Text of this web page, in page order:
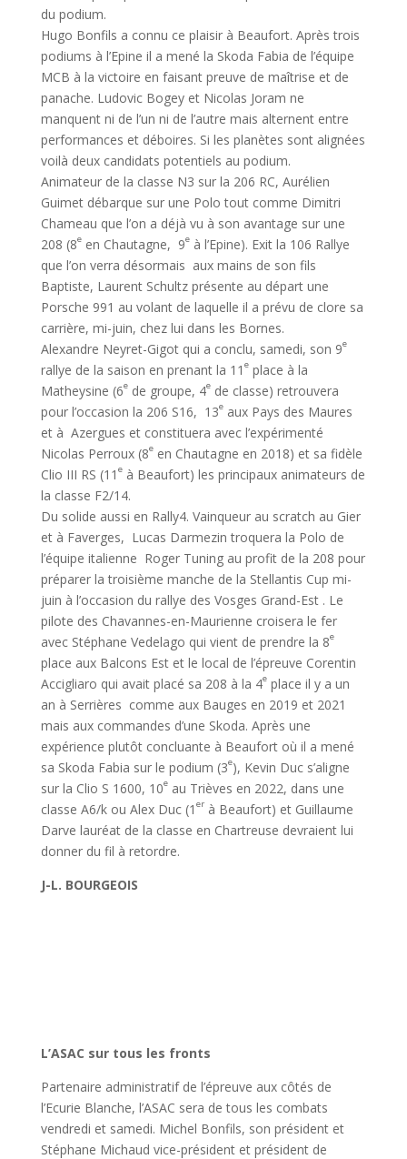
du podium.
Hugo Bonfils a connu ce plaisir à Beaufort. Après trois
podiums à l’Epine il a mené la Skoda Fabia de l’équipe
MCB à la victoire en faisant preuve de maîtrise et de
panache. Ludovic Bogey et Nicolas Joram ne
manquent ni de l’un ni de l’autre mais alternent entre
performances et déboires. Si les planètes sont alignées
voilà deux candidats potentiels au podium.
Animateur de la classe N3 sur la 206 RC, Aurélien
Guimet débarque sur une Polo tout comme Dimitri
Chameau que l’on a déjà vu à son avantage sur une
208 (8een Chautagne, 9eà l’Epine). Exit la 106 Rallye
que l’on verra désormais aux mains de son fils
Baptiste, Laurent Schultz présente au départ une
Porsche 991 au volant de laquelle il a prévu de clore sa
carrière, mi-juin, chez lui dans les Bornes.
Alexandre Neyret-Gigot qui a conclu, samedi, son 9e
rallye de la saison en prenant la 11 eplace à la
Matheysine (6ede groupe, 4ede classe) retrouvera
pour l’occasion la 206 S16, 13eaux Pays des Maures
et à Azergues et constituera avec l’expérimenté
Nicolas Perroux (8een Chautagne en 2018) et sa fidèle
Clio III RS (11 eà Beaufort) les principaux animateurs de
la classe F2/14.
Du solide aussi en Rally4. Vainqueur au scratch au Gier
et à Faverges, Lucas Darmezin troquera la Polo de
l’équipe italienne Roger Tuning au profit de la 208 pour
préparer la troisième manche de la Stellantis Cup mi-
juin à l’occasion du rallye des Vosges Grand-Est . Le
pilote des Chavannes-en-Maurienne croisera le fer
avec Stéphane Vedelago qui vient de prendre la 8e
place aux Balcons Est et le local de l’épreuve Corentin
Accigliaro qui avait placé sa 208 à la 4eplace il y a un
an à Serrières comme aux Bauges en 2019 et 2021
mais aux commandes d’une Skoda. Après une
expérience plutôt concluante à Beaufort où il a mené
sa Skoda Fabia sur le podium (3e), Kevin Duc s’aligne
sur la Clio S 1600, 10eau Trièves en 2022, dans une
classe A6/k ou Alex Duc (1 erà Beaufort) et Guillaume
Darve lauréat de la classe en Chartreuse devraient lui
donner du fil à retordre.
J-L. BOURGEOIS
L’ASAC sur tous les fronts
Partenaire administratif de l’épreuve aux côtés de
l’Ecurie Blanche, l’ASAC sera de tous les combats
vendredi et samedi. Michel Bonfils, son président et
Stéphane Michaud vice-président et président de